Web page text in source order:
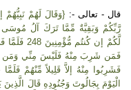
قال - تعالى -: {وَقَالَ لَهُمْ نَبِيُّهُمْ
رَّبِّكُمْ وَبَقِيَّةٌ مِّمَّا تَرَكَ آلُ مُوسَى
لَّكُمْ إن
فَمَن شَرِبَ مِنْهُ فَلَيْسَ مِنِّي وَمَن
فَشَرِبُوا مِنْهُ إلاَّ قَلِيلاً مِّنْهُمْ
الْيَوْمَ بِجَالُوتَ وَجُنُودِهِ قَالَ